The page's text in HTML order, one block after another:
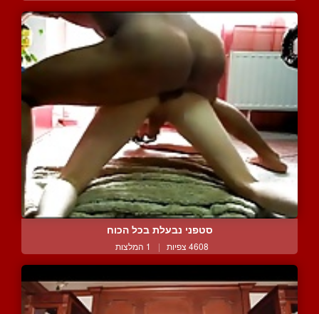
סטפני נבעלת בכל הכוח
4608 צפיות | 1 המלצות